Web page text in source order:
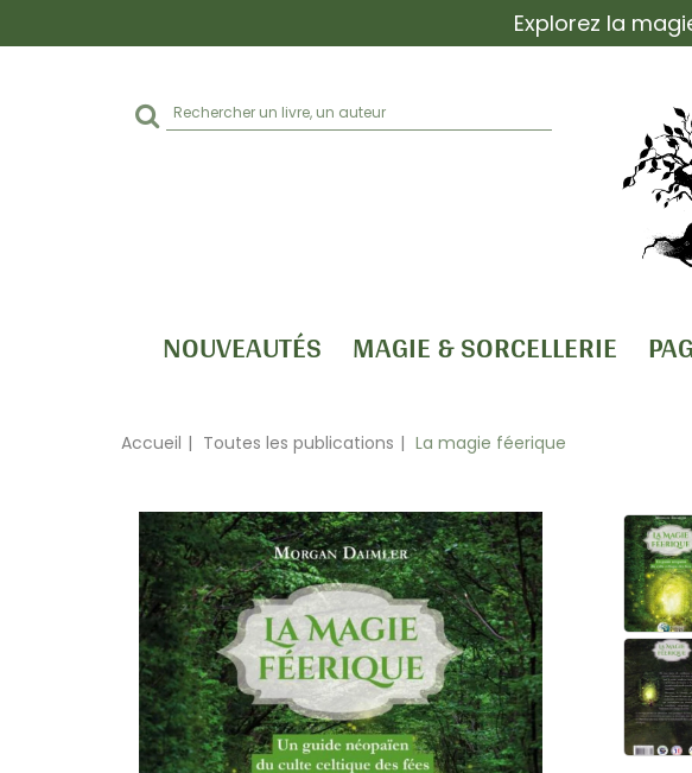
Explorez la
Rechercher
sur
NOUVEAUTÉS MAGIE & SORCELLERIE
Accueil Toutes les publications La magie féerique